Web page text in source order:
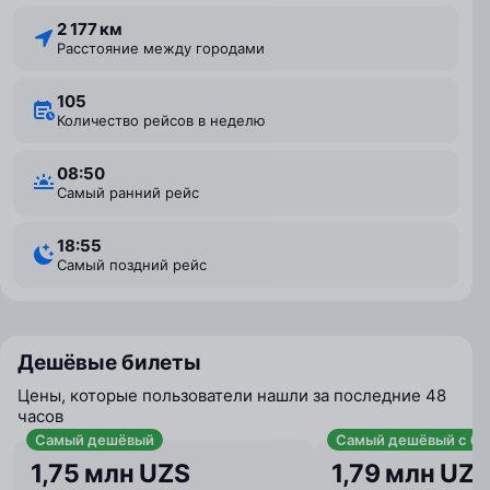
2 177 км
Расстояние между городами
105
Количество рейсов в неделю
08:50
Самый ранний рейс
18:55
Самый поздний рейс
Дешёвые билеты
Цены, которые пользователи нашли за последние 48
часов
Самый дешёвый
1,75 млн UZS
Самый дешёвый с
1,79 млн UZS